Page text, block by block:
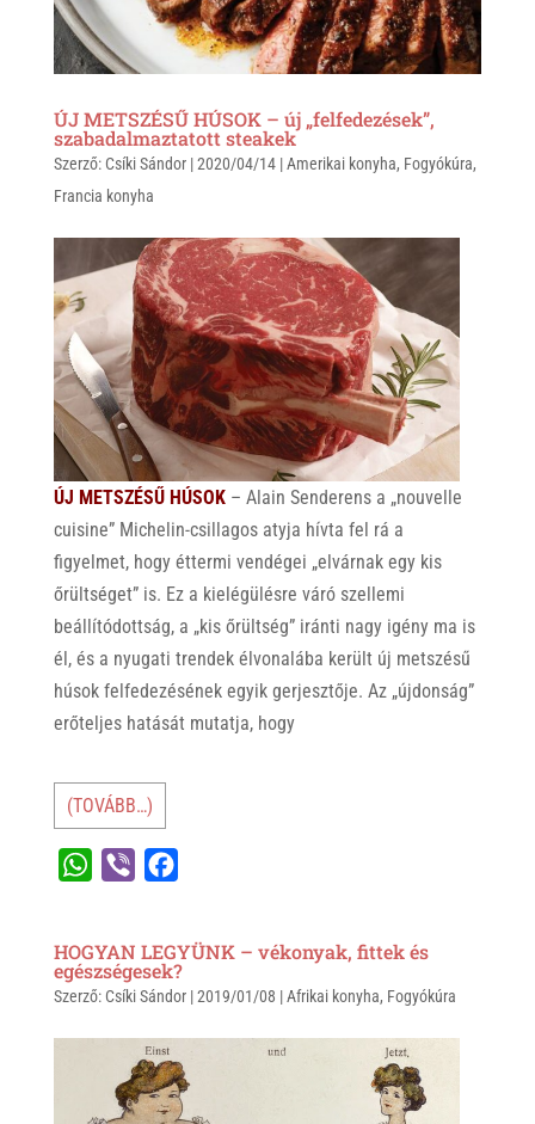
ÚJ METSZÉSŰ HÚSOK – új „felfedezések”,
szabadalmaztatott steakek
Szerző: Csíki Sándor|2020/04/14|Amerikai konyha, Fogyókúra,
Francia konyha
ÚJ METSZÉSŰ HÚSOK– Alain Senderens a „nouvelle
cuisine” Michelin-csillagos atyja hívta fel rá a
figyelmet, hogy éttermi vendégei „elvárnak egy kis
őrültséget” is. Ez a kielégülésre váró szellemi
beállítódottság, a „kis őrültség” iránti nagy igény ma is
él, és a nyugati trendek élvonalába került új metszésű
húsok felfedezésének egyik gerjesztője. Az „újdonság”
erőteljes hatását mutatja, hogy
(TOVÁBB…)
t
s
e
r
e
b
o
k
HOGYAN LEGYÜNK – vékonyak, fittek és
egészségesek?
Szerző: Csíki Sándor|2019/01/08 |Afrikai konyha, Fogyókúra